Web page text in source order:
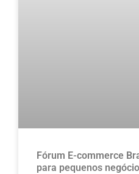
Fórum E-commerce
para pequenos